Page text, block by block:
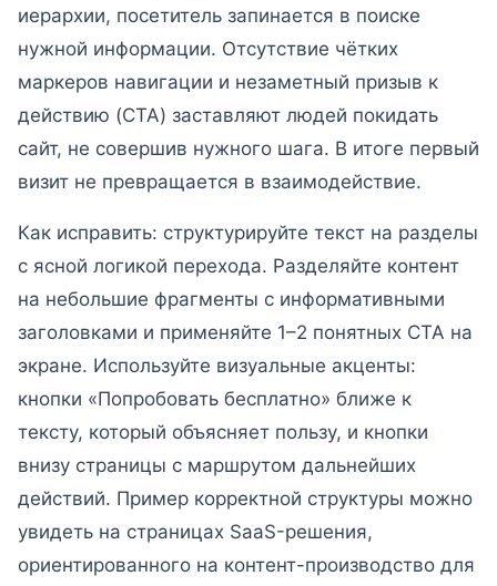
иерархии, посетитель запинается в поиске
нужной информации. Отсутствие чётких
маркеров навигации и незаметный призыв к
действию (CTA) заставляют людей покидать
сайт, не совершив нужного шага. В итоге первый
визит не превращается в взаимодействие.
Как исправить: структурируйте текст на разделы
с ясной логикой перехода. Разделяйте контент
на небольшие фрагменты с информативными
заголовками и применяйте 1–2 понятных CTA на
экране. Используйте визуальные акценты:
кнопки «Попробовать бесплатно» ближе к
тексту, который объясняет пользу, и кнопки
внизу страницы с маршрутом дальнейших
действий. Пример корректной структуры можно
увидеть на страницах SaaS-решения,
ориентированного на контент-производство для